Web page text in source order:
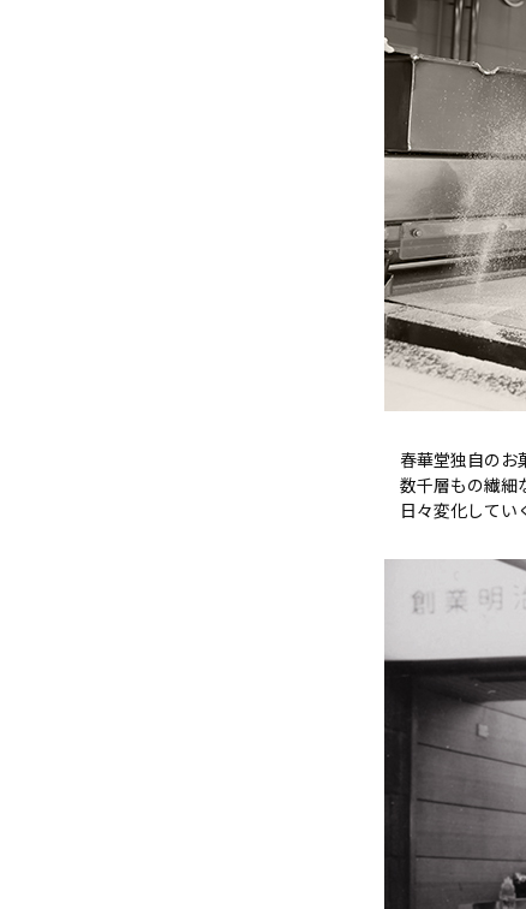
春華堂独自のお
数千層もの繊細
日々変化してい